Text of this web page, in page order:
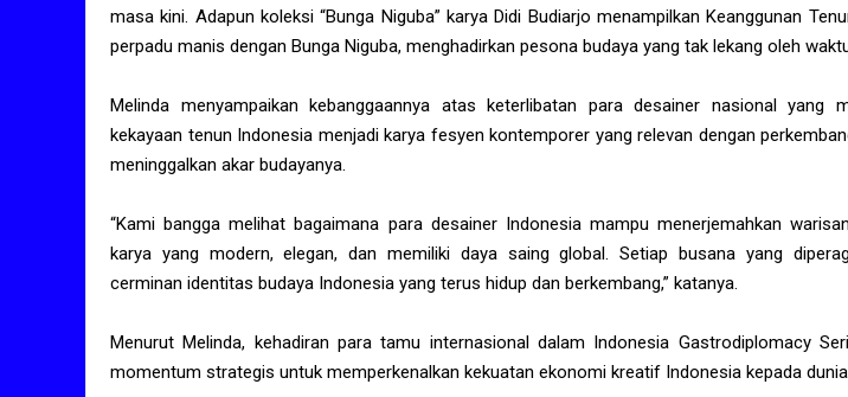
masa kini. Adapun koleksi “Bunga Niguba” karya Didi Budiarjo menampilkan Keanggunan
perpadu manis dengan Bunga Niguba, menghadirkan pesona budaya yang tak lekang oleh
Melinda menyampaikan kebanggaannya atas keterlibatan para desainer nasional yang
kekayaan tenun Indonesia menjadi karya fesyen kontemporer yang relevan dengan
meninggalkan akar budayanya.
“Kami bangga melihat bagaimana para desainer Indonesia mampu menerjemahkan
karya yang modern, elegan, dan memiliki daya saing global. Setiap busana yang
cerminan identitas budaya Indonesia yang terus hidup dan berkembang,” katanya.
Menurut Melinda, kehadiran para tamu internasional dalam Indonesia Gastrodiplomacy
momentum strategis untuk memperkenalkan kekuatan ekonomi kreatif Indonesia kepada